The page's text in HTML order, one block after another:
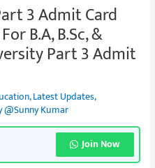
3 Admit Card
B.A, B.Sc, &
Part 3 Admit
,Latest Updates,
@Sunny Kumar
Join Now